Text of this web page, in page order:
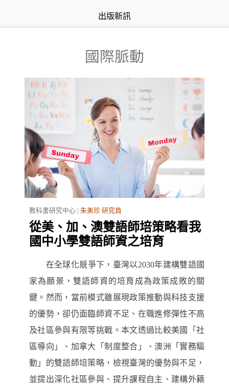
出版新訊
國際脈動
教科書研究中心 | 朱美珍 研究員
從美、加、澳雙語師培策略看我
國中小學雙語師資之培育
在全球化競爭下，臺灣以2030年建構雙語國
家為願景，雙語師資的培育成為政策成敗的關
鍵。然而，當前模式雖展現政策推動與科技支援
的優勢，卻仍面臨師資不足、在職進修彈性不高
及社區參與有限等挑戰。本文透過比較美國「社
區導向」、加拿大「制度整合」、澳洲「實務驅
動」的雙語師培策略，檢視臺灣的優勢與不足，
並提出深化社區參與、提升課程自主、建構外籍